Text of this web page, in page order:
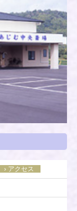
› アクセス